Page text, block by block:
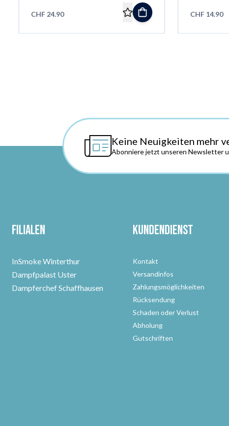
CHF 24.90 CHF 14.90
Keine Neuigkeiten mehr
Abonniere jetzt unseren Newsletter
Filialen
InSmoke Winterthur
Dampfpalast Uster
Dampferchef Schaffhausen
Kundendienst
Kontakt
Versandinfos
Zahlungsmöglichkeiten
Rücksendung
Schaden oder Verlust
Abholung
Gutschriften